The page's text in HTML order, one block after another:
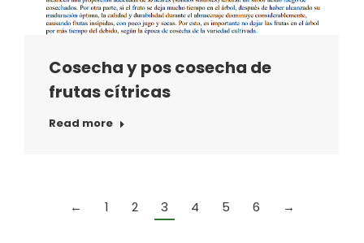
Cosecha y pos cosecha de
frutas cítricas
Read more
← 1 2 3 4 5 6 →